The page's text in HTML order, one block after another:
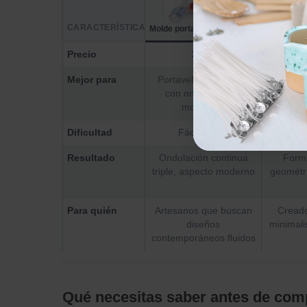
CARACTERÍSTICA Molde portavela triple ondular Molde de
Precio 3.70€
Mejor para
Portavelas alargados
con ondulaciones
modernas
Dificultad Fácil-Media
Resultado
Ondulación continua
triple, aspecto moderno
Para quién
Artesanos que buscan
diseños
contemporáneos fluidos
Qué necesitas saber antes de